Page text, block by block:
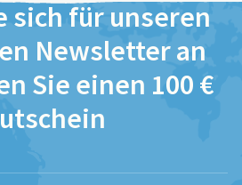
sich für unseren
Newsletter an
Sie einen 100 €